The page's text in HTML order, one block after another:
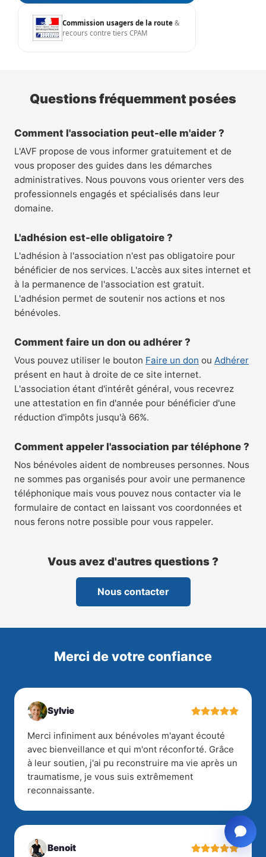
Commission usagers de la route &
recours contre tiers CPAM
Questions fréquemment posées
Comment l'association peut-elle m'aider ?
L'AVF propose de vous informer gratuitement et de
vous proposer des guides dans les démarches
administratives. Nous pouvons vous orienter vers des
professionnels engagés et spécialisés dans leur
domaine.
L'adhésion est-elle obligatoire ?
L'adhésion à l'association n'est pas obligatoire pour
bénéficier de nos services. L'accès aux sites internet et
à la permanence de l'association est gratuit.
L'adhésion permet de soutenir nos actions et nos
bénévoles.
Comment faire un don ou adhérer ?
Vous pouvez utiliser le bouton Faire un don ou Adhérer
présent en haut à droite de ce site internet.
L'association étant d'intérêt général, vous recevrez
une attestation en fin d'année pour bénéficier d'une
réduction d'impôts jusqu'à 66%.
Comment appeler l'association par téléphone ?
Nos bénévoles aident de nombreuses personnes. Nous
ne sommes pas organisés pour avoir une permanence
téléphonique mais vous pouvez nous contacter via le
formulaire de contact en laissant vos coordonnées et
nous ferons notre possible pour vous rappeler.
Vous avez d'autres questions ?
Nous contacter
Merci de votre confiance
Sylvie
Merci infiniment aux bénévoles m'ayant écouté
avec bienveillance et qui m'ont réconforté. Grâce
à leur soutien, j'ai pu reconstruire ma vie après un
traumatisme, je vous suis extrêmement
reconnaissante.
Benoit